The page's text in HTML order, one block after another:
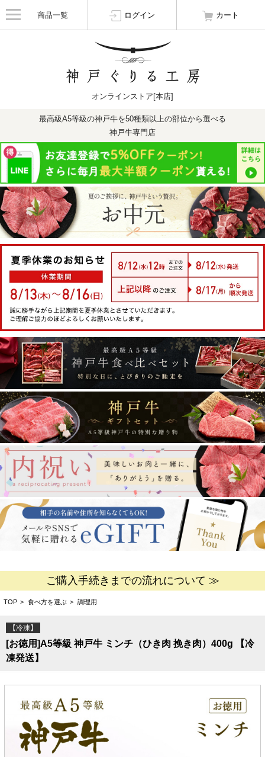
商品一覧 ログイン カート
オンラインストア[本店]
最高級A5等級の神戸牛を50種類以上の部位から選べる
神戸牛専門店
ご購入手続きまでの流れについて ≫
TOP > 食べ方を選ぶ > 調理用
【冷凍】
[お徳用]A5等級 神戸牛 ミンチ（ひき肉 挽き肉）400g 【冷
凍発送】